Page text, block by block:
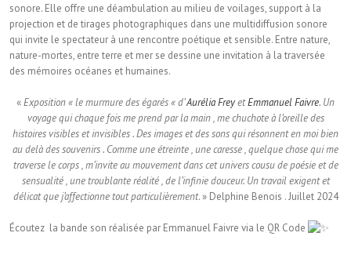
sonore. Elle offre une déambulation au milieu de voilages, support à la
projection et de tirages photographiques dans une multidiffusion sonore
qui invite le spectateur à une rencontre poétique et sensible. Entre nature,
nature-mortes, entre terre et mer se dessine une invitation à la traversée
des mémoires océanes et humaines.
«Exposition « le murmure des égarés « d’Aurélia FreyetEmmanuel Faivre. Un
voyage qui chaque fois me prend par la main , me chuchote à l’oreille des
histoires visibles et invisibles . Des images et des sons qui résonnent en moi bien
au delà des souvenirs . Comme une étreinte , une caresse , quelque chose qui me
traverse le corps , m’invite au mouvement dans cet univers cousu de poésie et de
sensualité , une troublante réalité , de l’infinie douceur. Un travail exigent et
délicat que j’affectionne tout particulièrement. » Delphine Benois . Juillet 2024
Écoutez la bande son réalisée par Emmanuel Faivre via le QR Code